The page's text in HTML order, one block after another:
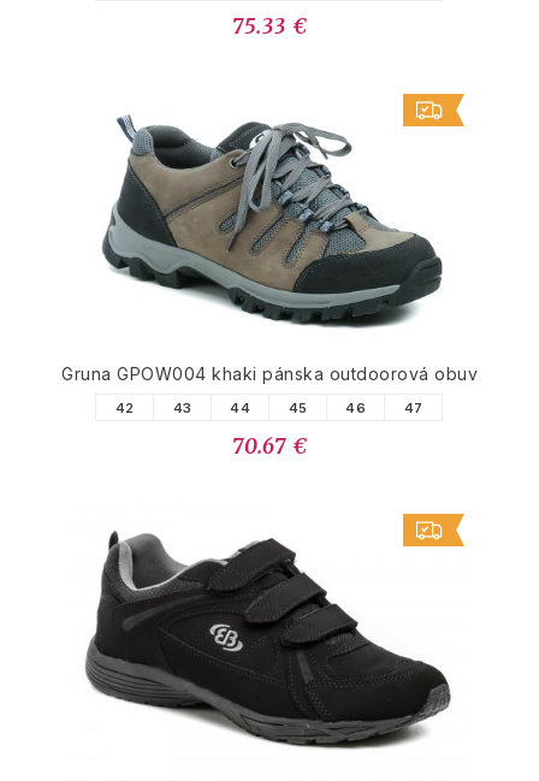
75.33 €
Gruna GPOW004 khaki pánska outdoorová obuv
42 43 44 45 46 47
70.67 €